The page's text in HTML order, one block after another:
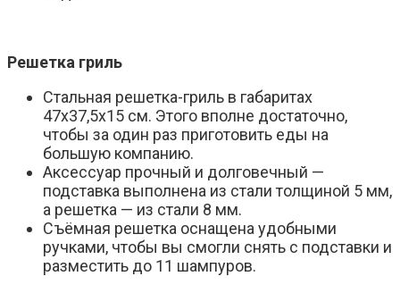
Решетка гриль
Стальная решетка-гриль в габаритах
47х37,5х15 см. Этого вполне достаточно,
чтобы за один раз приготовить еды на
большую компанию.
Аксессуар прочный и долговечный —
подставка выполнена из стали толщиной 5 мм,
а решетка — из стали 8 мм.
Съёмная решетка оснащена удобными
ручками, чтобы вы смогли снять с подставки и
разместить до 11 шампуров.